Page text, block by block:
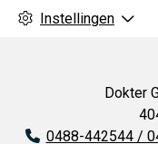
Instellingen
Dokter
Tel:
0488-442544 /